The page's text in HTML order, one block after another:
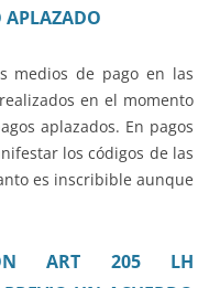
APLAZADO
medios de pago en las
en el momento
aplazados. En pagos
los códigos de las
es inscribible aunque
ART 205 LH